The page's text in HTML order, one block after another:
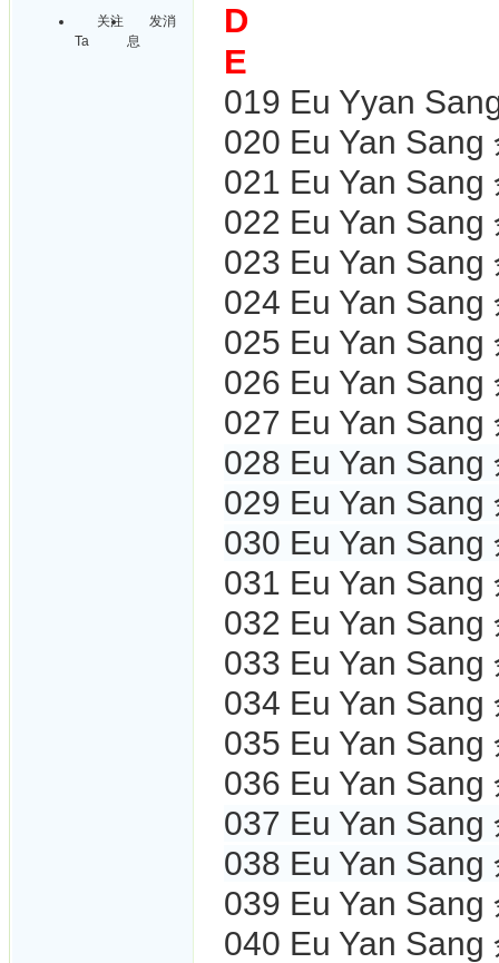
关注
Ta
发消
息
D
E
019 Eu Yyan
020 Eu Yan Sang
021 Eu Yan Sang
022 Eu Yan Sang
023 Eu Yan Sang
024 Eu Yan Sang
025 Eu Yan
026 Eu Yan Sang
027 Eu Yan Sang
028 Eu Yan Sang
029 Eu Yan Sang
030 Eu Yan Sang
031 Eu Yan Sang
032 Eu Yan Sang
033 Eu Yan Sang
034 Eu Yan Sang
035 Eu Yan Sang
036 Eu Yan
037 Eu Yan Sang
038 Eu Yan Sang
039 Eu Yan Sang
040 Eu Yan Sang